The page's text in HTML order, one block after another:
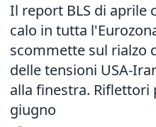
Il report BLS di aprile
calo in tutta
scommette sul rialzo
delle tensioni USA-
alla finestra. Riflettori
giugno